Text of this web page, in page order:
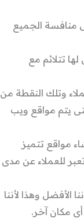
منافسة الجميع
تتلائم مع
وتلك النقطة من
يتم مواقع ويب
مواقع تتميز
للعملاء عن مدى
وهذا لأننا
مكان آخر.